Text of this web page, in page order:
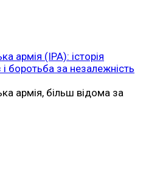
армія (ІРА): історія
боротьба за незалежність
армія, більш відома за